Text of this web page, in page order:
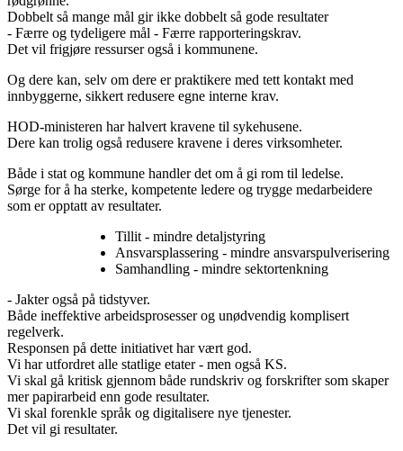
Dobbelt så mange mål gir ikke dobbelt så gode resultater
- Færre og tydeligere mål - Færre rapporteringskrav.
Det vil frigjøre ressurser også i kommunene.
Og dere kan, selv om dere er praktikere med tett kontakt med
innbyggerne, sikkert redusere egne interne krav.
HOD-ministeren har halvert kravene til sykehusene.
Dere kan trolig også redusere kravene i deres virksomheter.
Både i stat og kommune handler det om å gi rom til ledelse.
Sørge for å ha sterke, kompetente ledere og trygge medarbeidere
som er opptatt av resultater.
Tillit - mindre detaljstyring
Ansvarsplassering - mindre ansvarspulverisering
Samhandling - mindre sektortenkning
- Jakter også på tidstyver.
Både ineffektive arbeidsprosesser og unødvendig komplisert
regelverk.
Responsen på dette initiativet har vært god.
Vi har utfordret alle statlige etater - men også KS.
Vi skal gå kritisk gjennom både rundskriv og forskrifter som skaper
mer papirarbeid enn gode resultater.
Vi skal forenkle språk og digitalisere nye tjenester.
Det vil gi resultater.